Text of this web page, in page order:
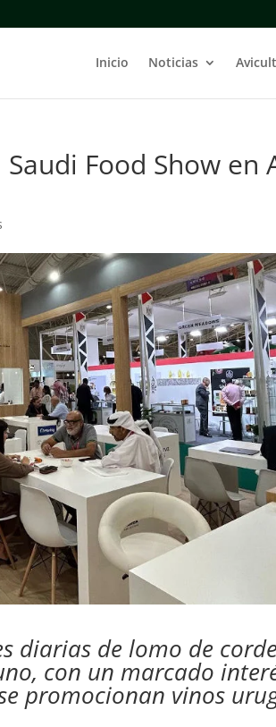
Inicio Noticias
Food Show en
diarias de lomo de
con un marcado
promocionan vinos